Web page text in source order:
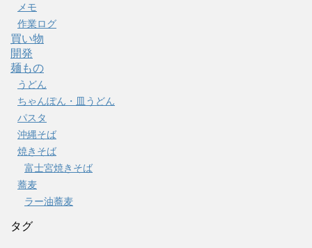
メモ
作業ログ
買い物
開発
麺もの
うどん
ちゃんぽん・皿うどん
パスタ
沖縄そば
焼きそば
富士宮焼きそば
蕎麦
ラー油蕎麦
タグ